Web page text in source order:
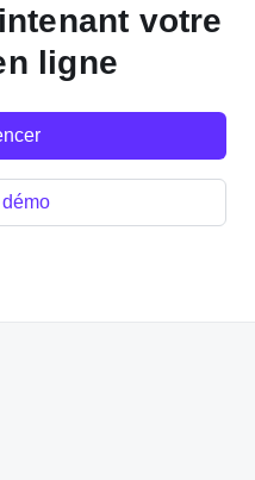
votre
ligne